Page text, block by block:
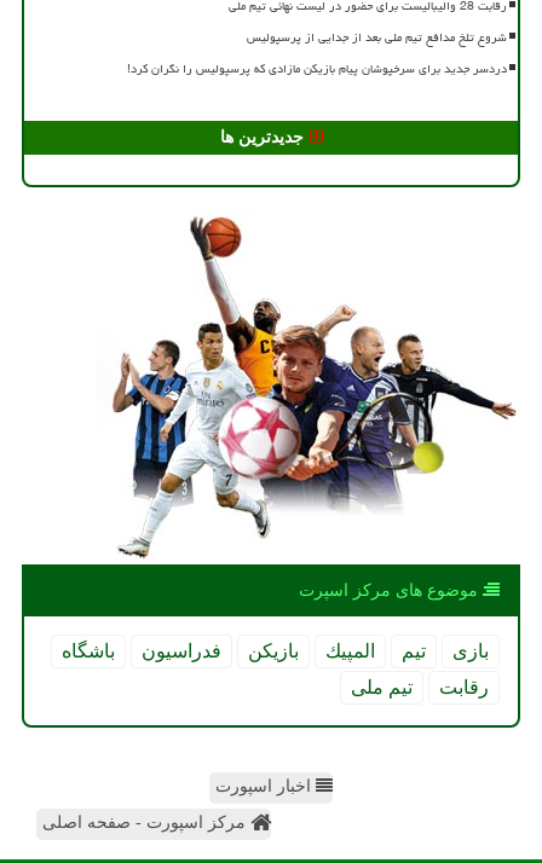
رقابت 28 والیبالیست برای حضور در لیست نهائی تیم ملی
شروع تلخ مدافع تیم ملی بعد از جدایی از پرسپولیس
دردسر جدید برای سرخپوشان پیام بازیکن مازادی که پرسپولیس را نگران کرد!
جدیدترین ها
موضوع های مركز اسپرت
بازی تیم المپیك بازیكن فدراسیون
باشگاه
رقابت
تیم ملی
اخبار اسپورت
مرکز اسپورت - صفحه اصلی